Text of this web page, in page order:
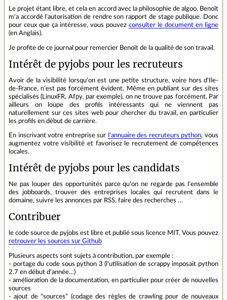
Le projet étant libre, et cela en accord avec la philosophie de algoo, Benoît
m'a accordé l'autorisation de rendre son rapport de stage publique. Donc
pour ceux que ça intéresse, vous pouvez consulter le document en ligne
(en Anglais).
Je profite de ce journal pour remercier Benoît de la qualité de son travail.
Intérêt de pyjobs pour les recruteurs
Avoir de la visibilité lorsqu'on est une petite structure, voire hors d'Ile-
de-France, n'est pas forcément évident. Même en publiant sur des sites
spécialisés (LinuxFR, Afpy, par exemple), on ne trouve pas forcément. Par
ailleurs on loupe des profils intéressants qui ne viennent pas
naturellement sur ces sites web pour chercher du travail, en particulier
les profils en début de carrière.
En inscrivant votre entreprise sur l'annuaire des recruteurs python, vous
augmentez votre visibilité et favorisez le recrutement de compétences
locales.
Intérêt de pyjobs pour les candidats
Ne pas louper des opportunités parce qu'on ne regarde pas l'ensemble
des jobboards, trouver des entreprises locales qui recrutent dans le
domaine, suivre les annonces par RSS, faire des recherches …
Contribuer
le code source de pyjobs est libre et publié sous licence MIT. Vous pouvez
retrouver les sources sur Github
Plusieurs aspects sont sujets à contribution, par exemple :
- portage du code sous python 3 (l'utilisation de scrappy imposait python
2.7 en début d'année…)
- amélioration de la documentation, en particulier pour créer de nouvelles
sources
- ajout de "sources" (codage des règles de crawling pour de nouveaux